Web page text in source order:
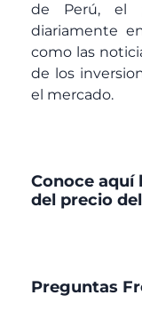
de Perú, el
diariamente
como las
de los
el mercado.
Conoce aquí
del precio
Preguntas